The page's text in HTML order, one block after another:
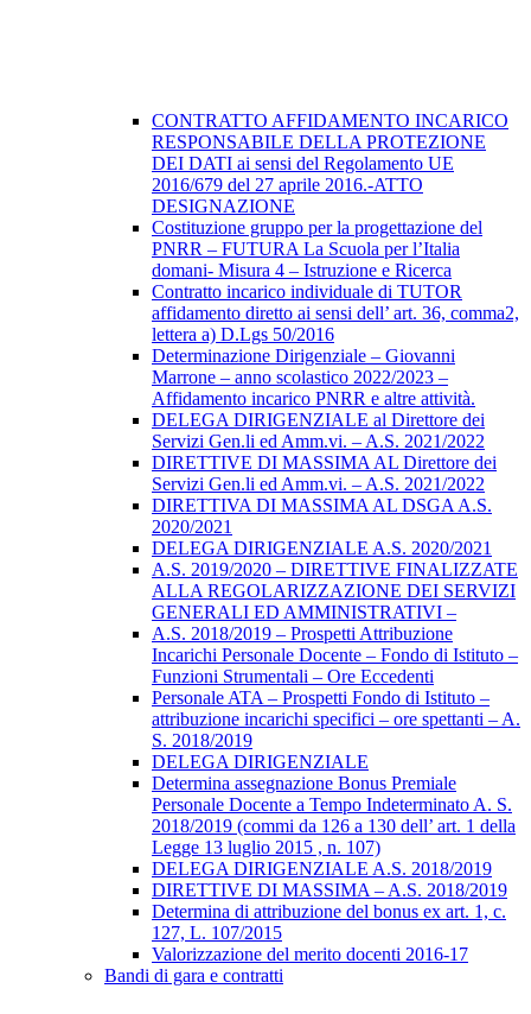
CONTRATTO AFFIDAMENTO INCARICO
RESPONSABILE DELLA PROTEZIONE
DEI DATI ai sensi del Regolamento UE
2016/679 del 27 aprile 2016.-ATTO
DESIGNAZIONE
Costituzione gruppo per la progettazione del
PNRR – FUTURA La Scuola per l’Italia
domani- Misura 4 – Istruzione e Ricerca
Contratto incarico individuale di TUTOR
affidamento diretto ai sensi dell’ art. 36, comma2,
lettera a) D.Lgs 50/2016
Determinazione Dirigenziale – Giovanni
Marrone – anno scolastico 2022/2023 –
Affidamento incarico PNRR e altre attività.
DELEGA DIRIGENZIALE al Direttore dei
Servizi Gen.li ed Amm.vi. – A.S. 2021/2022
DIRETTIVE DI MASSIMA AL Direttore dei
Servizi Gen.li ed Amm.vi. – A.S. 2021/2022
DIRETTIVA DI MASSIMA AL DSGA A.S.
2020/2021
DELEGA DIRIGENZIALE A.S. 2020/2021
A.S. 2019/2020 – DIRETTIVE FINALIZZATE
ALLA REGOLARIZZAZIONE DEI SERVIZI
GENERALI ED AMMINISTRATIVI –
A.S. 2018/2019 – Prospetti Attribuzione
Incarichi Personale Docente – Fondo di Istituto –
Funzioni Strumentali – Ore Eccedenti
Personale ATA – Prospetti Fondo di Istituto –
attribuzione incarichi specifici – ore spettanti – A.
S. 2018/2019
DELEGA DIRIGENZIALE
Determina assegnazione Bonus Premiale
Personale Docente a Tempo Indeterminato A. S.
2018/2019 (commi da 126 a 130 dell’ art. 1 della
Legge 13 luglio 2015 , n. 107)
DELEGA DIRIGENZIALE A.S. 2018/2019
DIRETTIVE DI MASSIMA – A.S. 2018/2019
Determina di attribuzione del bonus ex art. 1, c.
127, L. 107/2015
Valorizzazione del merito docenti 2016-17
Bandi di gara e contratti